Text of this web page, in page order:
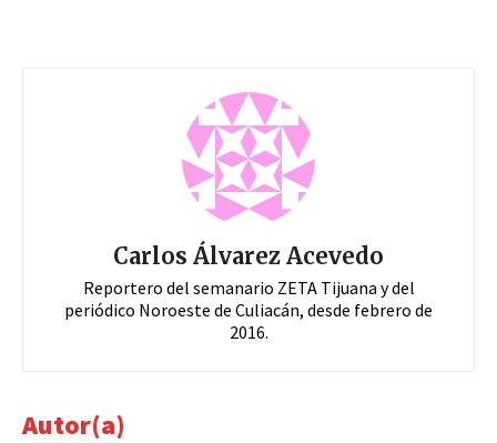
Carlos Álvarez Acevedo
Reportero del semanario ZETA Tijuana y del
periódico Noroeste de Culiacán, desde febrero de
2016.
Autor(a)